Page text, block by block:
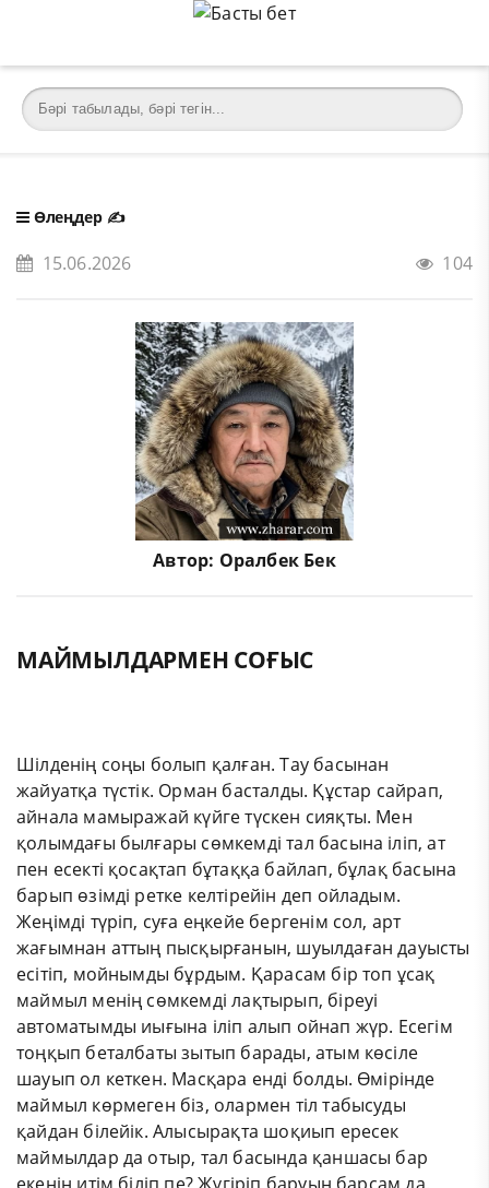
Өлеңдер✍️
15.06.2026 104
Автор: Оралбек Бек
МАЙМЫЛДАРМЕН СОҒЫС
Шілденің соңы болып қалған. Тау басынан
жайуатқа түстік. Орман басталды. Құстар сайрап,
айнала мамыражай күйге түскен сияқты. Мен
қолымдағы былғары сөмкемді тал басына іліп, ат
пен есекті қосақтап бұтаққа байлап, бұлақ басына
барып өзімді ретке келтірейін деп ойладым.
Жеңімді түріп, суға еңкейе бергенім сол, арт
жағымнан аттың пысқырғанын, шуылдаған дауысты
есітіп, мойнымды бұрдым. Қарасам бір топ ұсақ
маймыл менің сөмкемді лақтырып, біреуі
автоматымды иығына іліп алып ойнап жүр. Есегім
тоңқып беталбаты зытып барады, атым көсіле
шауып ол кеткен. Масқара енді болды. Өмірінде
маймыл көрмеген біз, олармен тіл табысуды
қайдан білейік. Алысырақта шоқиып ересек
маймылдар да отыр, тал басында қаншасы бар
екенін итім біліп пе? Жүгіріп баруын барсам да,